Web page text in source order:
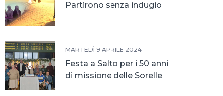
Partirono senza indugio
MARTEDÌ 9 APRILE 2024
Festa a Salto per i 50 anni
di missione delle Sorelle